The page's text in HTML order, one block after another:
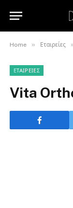
Home » Εταιρείες
ΕΤΑΙΡΕΊΕΣ
Vita